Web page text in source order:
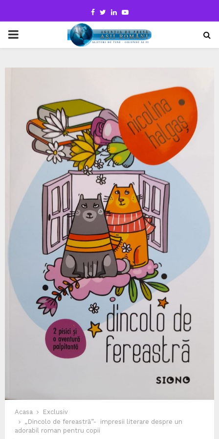
Facebook
TwitterLinkedinYoutube
PRIMARY
Acasa
Exclusiv
„Dincolo de fereastră”- impresii literare despre un
adorabil roman pentru copii